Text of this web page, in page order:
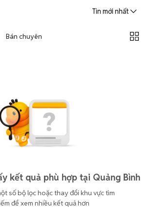
Tin mới nhất
Bán chuyên
kết quả phù hợp tại Quảng Bình
số bộ lọc hoặc thay đổi khu vực tìm
để xem nhiều kết quả hơn